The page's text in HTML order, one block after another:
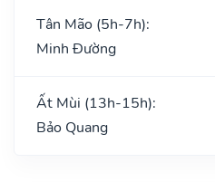
Tân Mão (5h-7h):
Minh Đường
Ất Mùi (13h-15h):
Bảo Quang